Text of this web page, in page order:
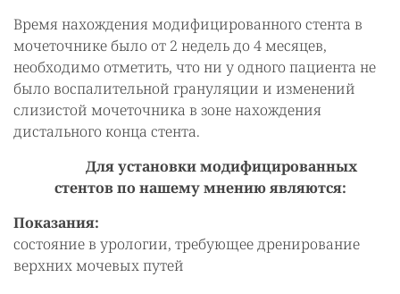
Время нахождения модифицированного стента в
мочеточнике было от 2 недель до 4 месяцев,
необходимо отметить, что ни у одного пациента не
было воспалительной грануляции и изменений
слизистой мочеточника в зоне нахождения
дистального конца стента.
Для установки модифицированных
стентов по нашему мнению являются:
Показания:
состояние в урологии, требующее дренирование
верхних мочевых путей